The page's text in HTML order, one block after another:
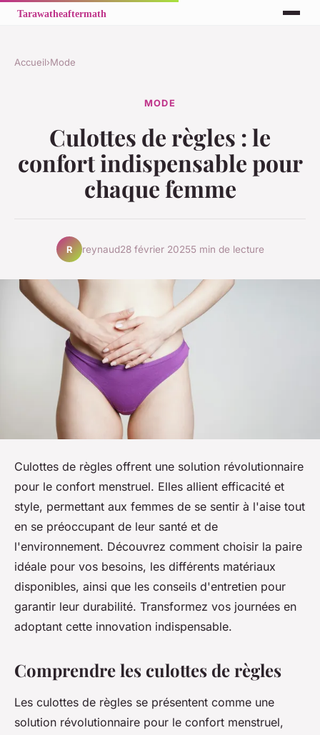
Accueil›Mode
MODE
Culottes de règles : le
confort indispensable pour
chaque femme
R reynaud28 février 20255 min de lecture
Culottes de règles offrent une solution révolutionnaire
pour le confort menstruel. Elles allient efficacité et
style, permettant aux femmes de se sentir à l'aise tout
en se préoccupant de leur santé et de
l'environnement. Découvrez comment choisir la paire
idéale pour vos besoins, les différents matériaux
disponibles, ainsi que les conseils d'entretien pour
garantir leur durabilité. Transformez vos journées en
adoptant cette innovation indispensable.
Comprendre les culottes de règles
Les culottes de règles se présentent comme une
solution révolutionnaire pour le confort menstruel,